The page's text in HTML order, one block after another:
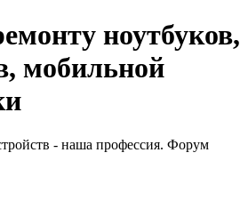
ноутбуков,
мобильной
- наша профессия. Форум